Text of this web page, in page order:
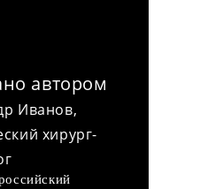
автором
Иванов,
хирург-